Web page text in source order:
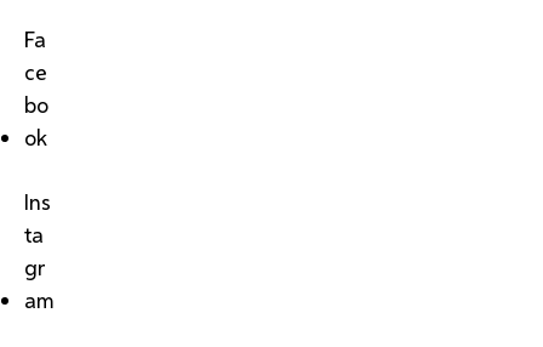
Fa
ce
bo
ok
Ins
ta
gr
am